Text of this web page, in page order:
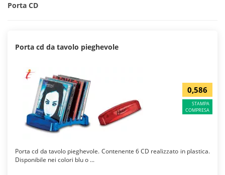
Porta CD
Porta cd da tavolo pieghevole
0,586
STAMPA
COMPRESA
Porta cd da tavolo pieghevole. Contenente 6 CD realizzato in plastica.
Disponibile nei colori blu o ...